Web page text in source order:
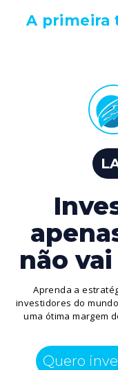
A primeira
não
Aprenda a
investidores do
uma ótima margem
Quero